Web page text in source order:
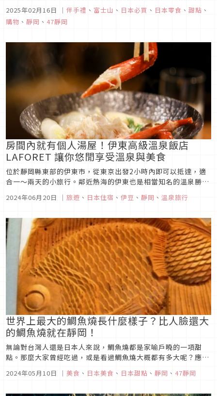
方向去，經過櫻桃小丸子的故鄉，到可以看見富士山的靜岡縣富
士山世界遺產中心遠遠眺望富士山等。都來到了靜岡遊玩了，離
2025年02月16日 ｜ 伴手禮 、 富士山 、 日本必買 、 日本零食 、 甜點 、
購物 、 靜岡 、 47靜岡
房間內就有個人湯屋！伊東高級溫泉飯店
LAFORET 讓你悠閒享受溫泉與美食
位於靜岡縣東部的伊東市，從東京出發2小時內即可以抵達，適
合一～兩天的小旅行。鄰近熱海的伊東也是相當知名的溫泉勝
到了春天還有美麗的河津櫻綻放，也可以乘坐纜車到大室山眺望
四季都有不同的玩法喔！...
2024年06月20日 ｜ 旅遊 、 日本住宿 、 伊豆 、 靜岡 、 溫泉旅行
世界上最大的鯛魚燒長什麼樣子？比人臉還大
的鯛魚燒就在靜岡！
無論對台灣人還是日本人來說，鯛魚燒都是家喻戶曉的一項甜
點。那麼大家曾經吃過，或是看過鯛魚燒大概都有多大呢？應該
世界上最大的鯛魚燒有多大呢？今天就讓編輯部帶大家來看看世
2024年05月10日 ｜ 美食 、 日本美食 、 日本甜點 、 靜岡 、 47靜岡